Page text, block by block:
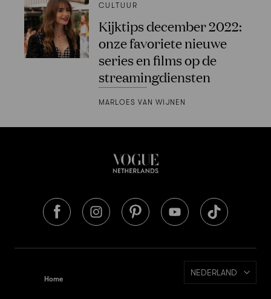
CULTUUR
Kijktips december 2022:
onze favoriete nieuwe
series en films op de
streamingdiensten
MARLOES VAN WIJNEN
Home
NEDERLAND